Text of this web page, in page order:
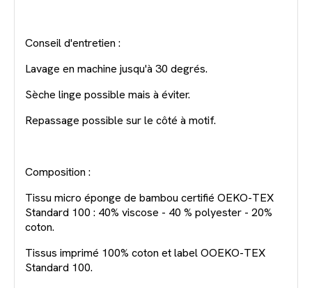
Conseil d'entretien :
Lavage en machine jusqu'à 30 degrés.
Sèche linge possible mais à éviter.
Repassage possible sur le côté à motif.
Composition :
Tissu micro éponge de bambou certifié OEKO-TEX
Standard 100 : 40% viscose - 40 % polyester - 20%
coton.
Tissus imprimé 100% coton et label OOEKO-TEX
Standard 100.